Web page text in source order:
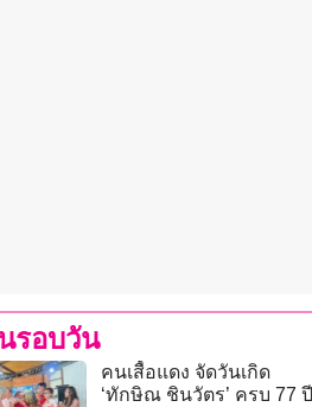
รอบวัน
คนเสื้อแดง จัดวันเกิด
‘ทักษิณ ชินวัตร’ ครบ 77 ปี